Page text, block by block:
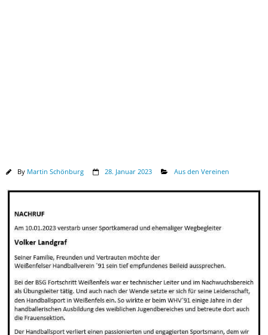
By Martin Schönburg 28. Januar 2023 Aus den Vereinen